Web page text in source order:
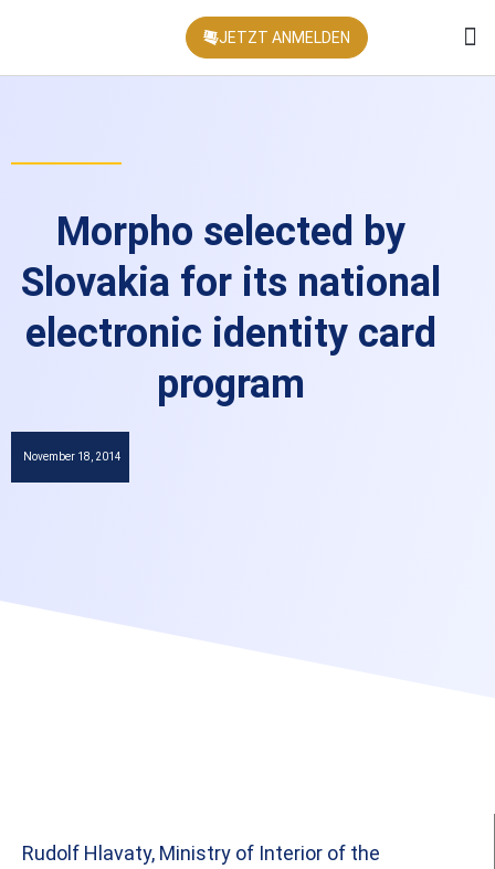
JETZT ANMELDEN
Morpho selected by
Slovakia for its national
electronic identity card
program
November 18, 2014
Rudolf Hlavaty, Ministry of Interior of the